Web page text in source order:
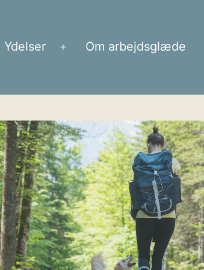
Ydelser Om arbejdsglæde